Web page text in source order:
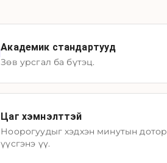
Академик стандартууд
Зөв урсгал ба бүтэц.
Цаг хэмнэлттэй
Ноорогуудыг хэдхэн минутын дотор
үүсгэнэ үү.